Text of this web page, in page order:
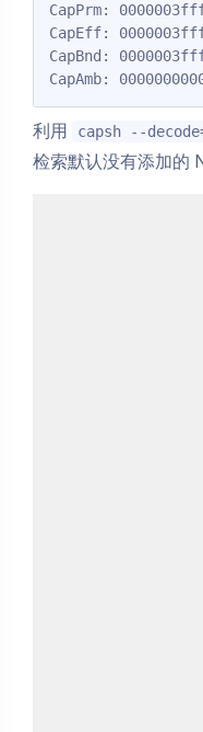
CapPrm:
CapEff:
CapBnd:
CapAmb:
利用 capsh --
检索默认没有添加的